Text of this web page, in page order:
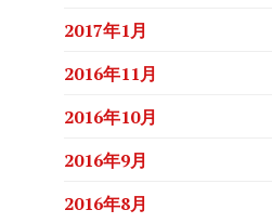
2017年1月
2016年11月
2016年10月
2016年9月
2016年8月